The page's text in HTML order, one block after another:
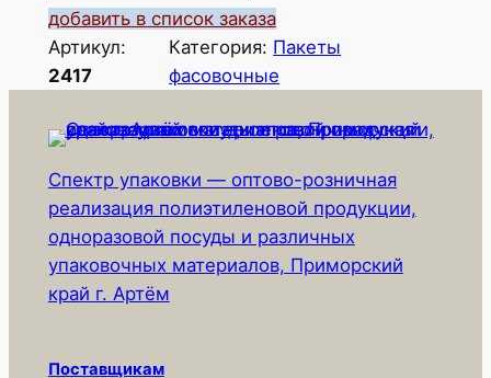
о
л
и
е
т
в
о
т
о
добавить в список заказа
Артикул:
2417
Категория: Пакеты
фасовочные
Спектр упаковки — оптово-розничная
реализация полиэтиленовой продукции,
одноразовой посуды и различных
упаковочных материалов, Приморский
край г. Артём
Поставщикам